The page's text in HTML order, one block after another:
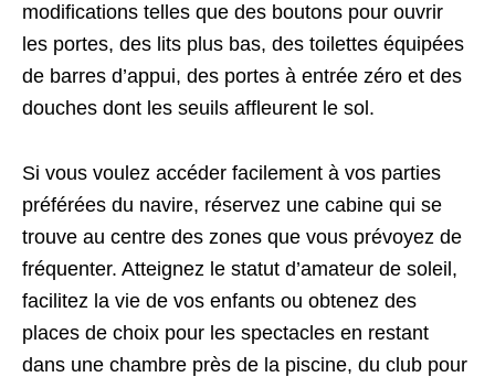
modifications telles que des boutons pour ouvrir
les portes, des lits plus bas, des toilettes équipées
de barres d’appui, des portes à entrée zéro et des
douches dont les seuils affleurent le sol.
Si vous voulez accéder facilement à vos parties
préférées du navire, réservez une cabine qui se
trouve au centre des zones que vous prévoyez de
fréquenter. Atteignez le statut d’amateur de soleil,
facilitez la vie de vos enfants ou obtenez des
places de choix pour les spectacles en restant
dans une chambre près de la piscine, du club pour